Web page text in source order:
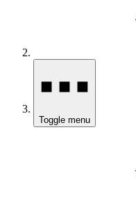
Toggle menu